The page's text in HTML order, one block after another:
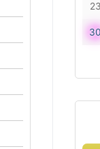
23
30